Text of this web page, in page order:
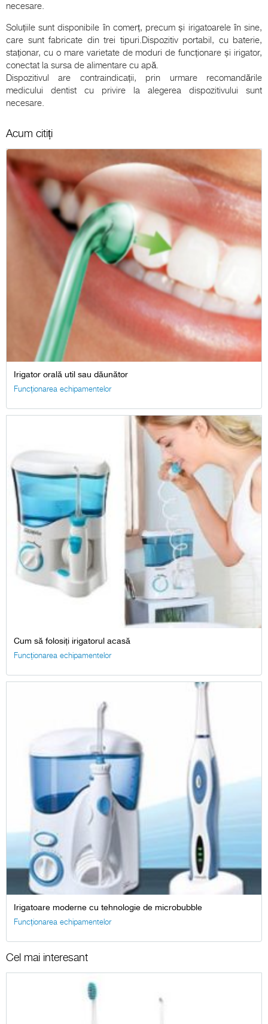
necesare.
Soluțiile sunt disponibile în comerț, precum și irigatoarele în sine,
care sunt fabricate din trei tipuri.Dispozitiv portabil, cu baterie,
staționar, cu o mare varietate de moduri de funcționare și irigator,
conectat la sursa de alimentare cu apă.
Dispozitivul are contraindicații, prin urmare recomandările
medicului dentist cu privire la alegerea dispozitivului sunt
necesare.
Acum citiți
Irigator orală util sau dăunător
Funcționarea echipamentelor
Cum să folosiți irigatorul acasă
Funcționarea echipamentelor
Irigatoare moderne cu tehnologie de microbubble
Funcționarea echipamentelor
Cel mai interesant